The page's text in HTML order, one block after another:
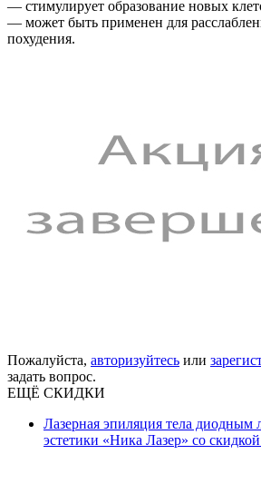
— стимулирует образование новых
— может быть применен для
похудения.
Пожалуйста, авторизуйтесь или
задать вопрос.
ЕЩЁ СКИДКИ
Лазерная эпиляция тела диодным
эстетики «Ника Лазер» со